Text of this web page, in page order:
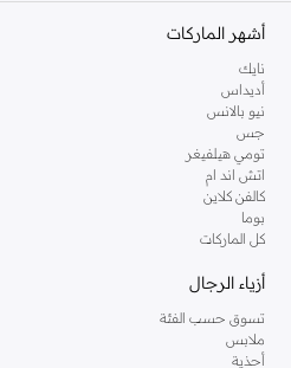
الكاجوال الراقية، والإكسسوارات
القمصان، البناطيل، الملابس المحبوكة،
وحقائب أنيقة.
والبناطيل والتنانير المصممة بدقة. تشمل
يومية. نسّق إطلالتك مع حقائب يد وأحذية
الراقي. تسوق التشكيلة للحصول على قطع ذات
الفرق في الحرفية الإيطالية.
أشهر الماركات
نايك
أديداس
نيو بالانس
جس
تومي هيلفيغر
اتش اند ام
كالفن كلاين
بوما
كل الماركات
أزياء الرجال
تسوق حسب الفئة
ملابس
أحذية